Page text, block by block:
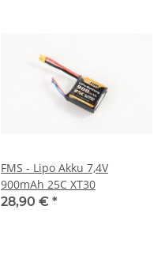
FMS - Lipo Akku 7,4V
900mAh 25C XT30
28,90 € *